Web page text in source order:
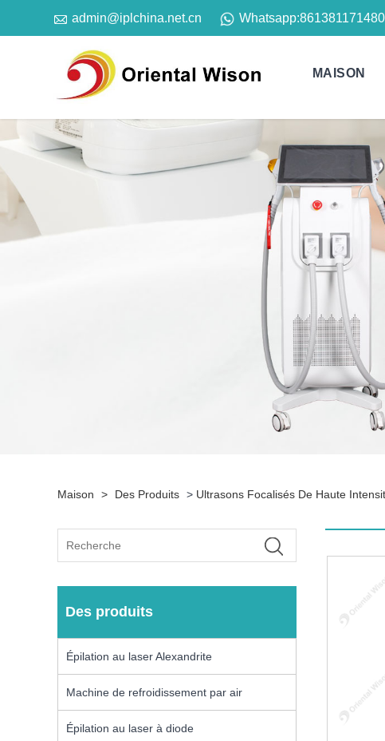
 admin@iplchina.net.cn Whatsapp:
MAISON
Maison > Des Produits > Ultrasons Focalisés De Haute
Des produits
Épilation au laser Alexandrite
Machine de refroidissement par air
Épilation au laser à diode